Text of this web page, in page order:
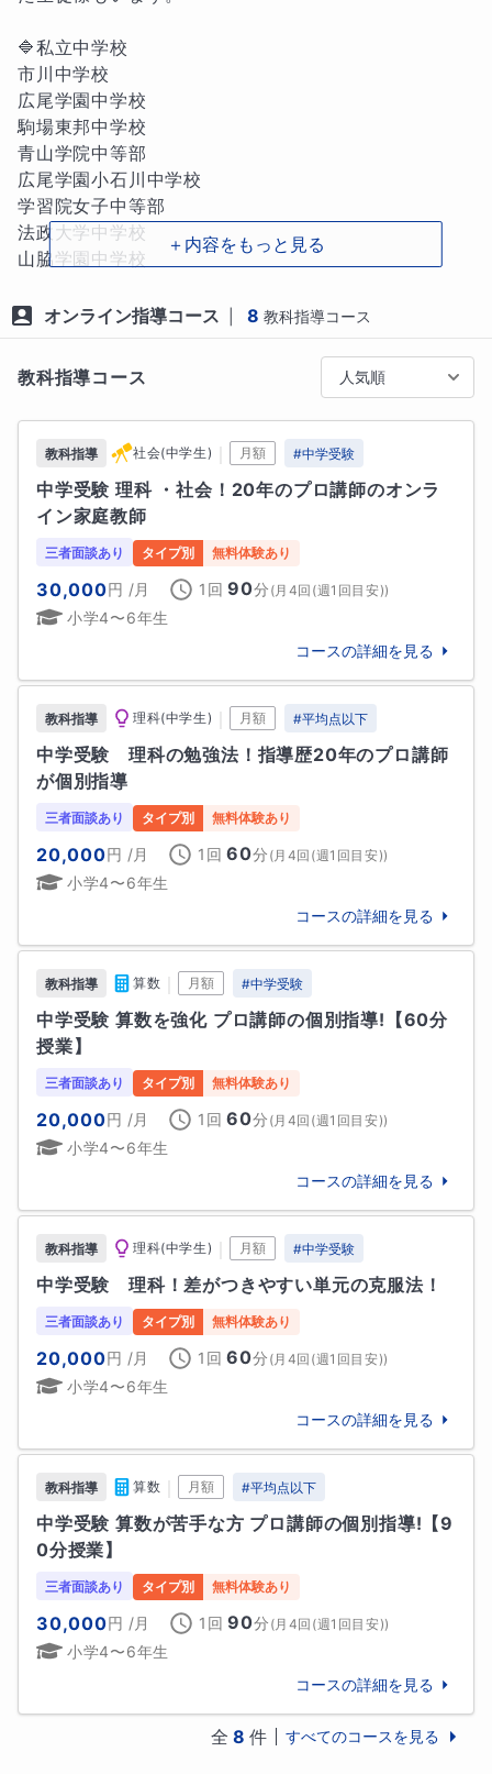
を作成し指導いたします。
①教材選定
使用するテキストは生徒様によって変わってきます
が、教科書準拠版や受験用の総合問題テキスト、ハイ
レベル問題集、進学塾で使用しているテキストなど
様々です。
②授業スピード
す。何より、生徒様が嫌にならずに続けられるように
伴走します。
③宿題管理
すればいいのか、生徒様と一緒に計画を立てます。
★指導科目だけではなく、すべての科目をいつどれく
らい勉強するのか、学校の宿題や試験に合わせてカリ
キュラムを作ります。
★アプリで進捗状況を共有し、進めていく中で分から
ない問題があればチャットで質問も可能です。
④定期面談の実施
模擬試験や定期テストごとに三者面談を行い、現状の
報告とカリキュラムの見直し、進路指導と今後の学習
計画についてご提案を行います。
🔷授業の進め方
【冒頭10分】
宿題の確認と前回授業の理解度確認。
▽
【講義と演習45分~75分】
その授業で進めていく予定の内容を順次理解できるま
で説明し、演習をして自分で解けるようになっている
かを確認。
解けるようになったら応用問題にチャレンジ。
★マンツーマン授業のため生徒様の理解度に合わせて
単元を進めていきます。学校や進学塾のように理解で
きていないのにどんどん先に進んでいくことはありま
★生徒様に合わせて必要な問題を選定しながら進めて
いくので、時間の無駄も省けます。
★実は、成績が上がるかどうかは授業よりも宿題など
の家庭学習が大切になります。授業は基本的に1科目週
1回ですが、それ以外の週6日は家庭学習となるので、
そこをいかに大切に活用するかで結果が変わってきま
す。でもご心配はいりません、宿題管理もきっちりと
行います。
ださい。将来の夢をかなえるために、どうするのが一
🔷私立中学校
市川中学校
広尾学園中学校
駒場東邦中学校
青山学院中等部
広尾学園小石川中学校
学習院女子中等部
法政大学中学校
山脇学園中学校
千葉日本大学第一中学校
創価中学校
日出学園中学校
独協埼玉中学校
西武台千葉中学校
中村中学校
玉川学園中学部
明星中学校
トキワ松学園中学校
東京大学教育学部附属中等教育学校
市川高校
芝浦工業大学柏高校
専修大学松戸高校
国際基督教大学高校
春日部共栄高校
日本大学習志野高校
八千代松陰高校
明治学院高校
昌平高校
国府台女子学院高等部
浦和学院高校
花咲徳栄高校
千葉英和高校
千葉日本大学第一高校
実践学園高校
専修大学附属高校
目黒日本大学高校
叡明高校
東海大学付属浦安高校
浦和実業学園高校
東葉高校
関東第一高校
岩倉高校
秀明大学学校教師学部附属秀明八千代高校
東京学館船橋高校
🔷公立高校
佐倉高校
千葉東高校
薬園台高校
越谷北高校
船橋東高校
不動岡高校
幕張総合高校
＋内容をもっと見る
オンライン指導コース 8 教科指導コース
教科指導コース 人気順
教科指導 社会(中学生) 月額 #中学受験
中学受験 理科 ・社会！20年のプロ講師のオンラ
イン家庭教師
三者面談あり タイプ別 無料体験あり
30,000円 /月 1回 90分 ( 月4回(週1回目安))
小学4〜6年生
コースの詳細を見る
教科指導 理科(中学生) 月額 #平均点以下
中学受験　理科の勉強法！指導歴20年のプロ講師
が個別指導
三者面談あり タイプ別 無料体験あり
20,000円 /月 1回 60分 ( 月4回(週1回目安))
小学4〜6年生
コースの詳細を見る
教科指導 算数 月額 #中学受験
中学受験 算数を強化 プロ講師の個別指導!【60分
授業】
三者面談あり タイプ別 無料体験あり
20,000円 /月 1回 60分 ( 月4回(週1回目安))
小学4〜6年生
コースの詳細を見る
教科指導 理科(中学生) 月額 #中学受験
中学受験　理科！差がつきやすい単元の克服法！
三者面談あり タイプ別 無料体験あり
20,000円 /月 1回 60分 ( 月4回(週1回目安))
小学4〜6年生
コースの詳細を見る
教科指導 算数 月額 #平均点以下
中学受験 算数が苦手な方 プロ講師の個別指導!【9
0分授業】
三者面談あり タイプ別 無料体験あり
30,000円 /月 1回 90分 ( 月4回(週1回目安))
小学4〜6年生
コースの詳細を見る
全 8 件 すべてのコースを見る